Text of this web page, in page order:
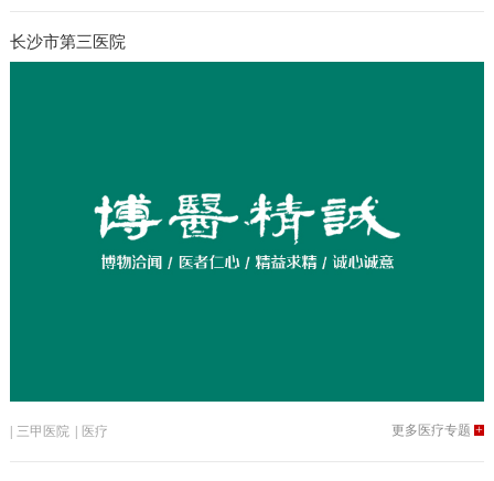
长沙市第三医院
| 三甲医院 | 医疗 更多医疗专题+